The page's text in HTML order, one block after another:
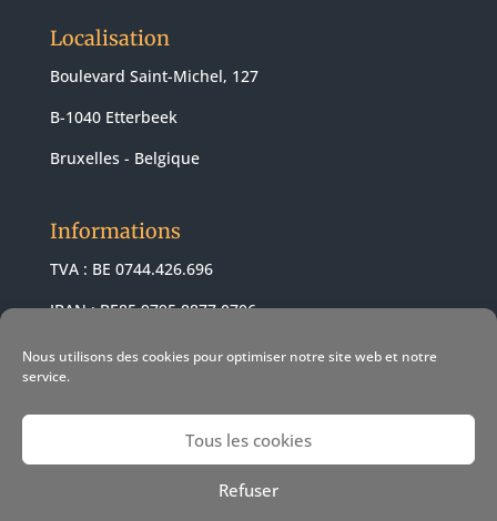
Nous utilisons des cookies pour optimiser notre site web et notre
service.
Tous les cookies
Refuser
Localisation
Boulevard Saint-Michel, 127
B-1040 Etterbeek
Bruxelles - Belgique
Informations
TVA : BE 0744.426.696
IBAN : BE85 9795 8877 0706
BIC : ARSPBE22
© 2021 Revendeur Apple Pomme-z -